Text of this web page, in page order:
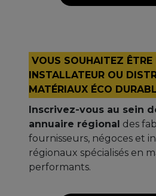
VOUS SOUHAITEZ ÊTRE
INSTALLATEUR OU
MATÉRIAUX ÉCO
Inscrivez-vous au sein
annuaire régional des
fournisseurs, négoces et
régionaux spécialisés en
performants.